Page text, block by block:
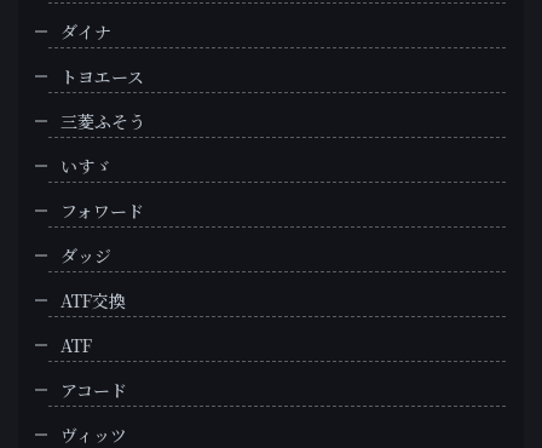
ダイナ
トヨエース
三菱ふそう
いすゞ
フォワード
ダッジ
ATF交換
ATF
アコード
ヴィッツ